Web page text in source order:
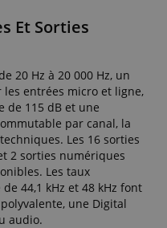
Et Sorties
20 Hz à 20 000 Hz, un
entrées micro et ligne,
de 115 dB et une
par canal, la
Les 16 sorties
2 sorties numériques
Les taux
44,1 kHz et 48 kHz font
une Digital
audio.